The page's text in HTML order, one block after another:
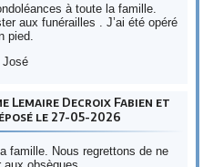
à toute la famille.
aux funérailles . J’ai été opéré
pied.
José
Lemaire Decroix Fabien et
le 27-05-2026
famille. Nous regrettons de ne